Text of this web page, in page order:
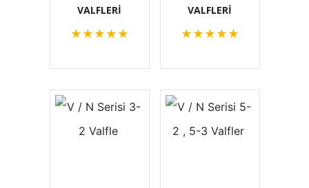
VALFLERİ
★ ★ ★ ★ ★
VALFLERİ
★ ★ ★ ★ ★